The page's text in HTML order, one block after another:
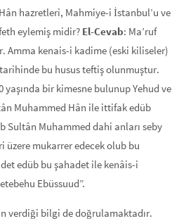
hazretleri, Mahmiye-i İstanbul’u ve
eylemiş midir? El-Cevab: Ma’ruf
Amma kenais-i kadime (eski kiliseler)
bu husus teftiş olunmuştur.
yaşında bir kimesne bulunup Yehud ve
Muhammed Hân ile ittifak edüb
Sultân Muhammed dahi anları seby
mukarrer edecek olub bu
edüb bu şahadet ile kenâis-i
Ebüssuud”.
verdiği bilgi de doğrulamaktadır.